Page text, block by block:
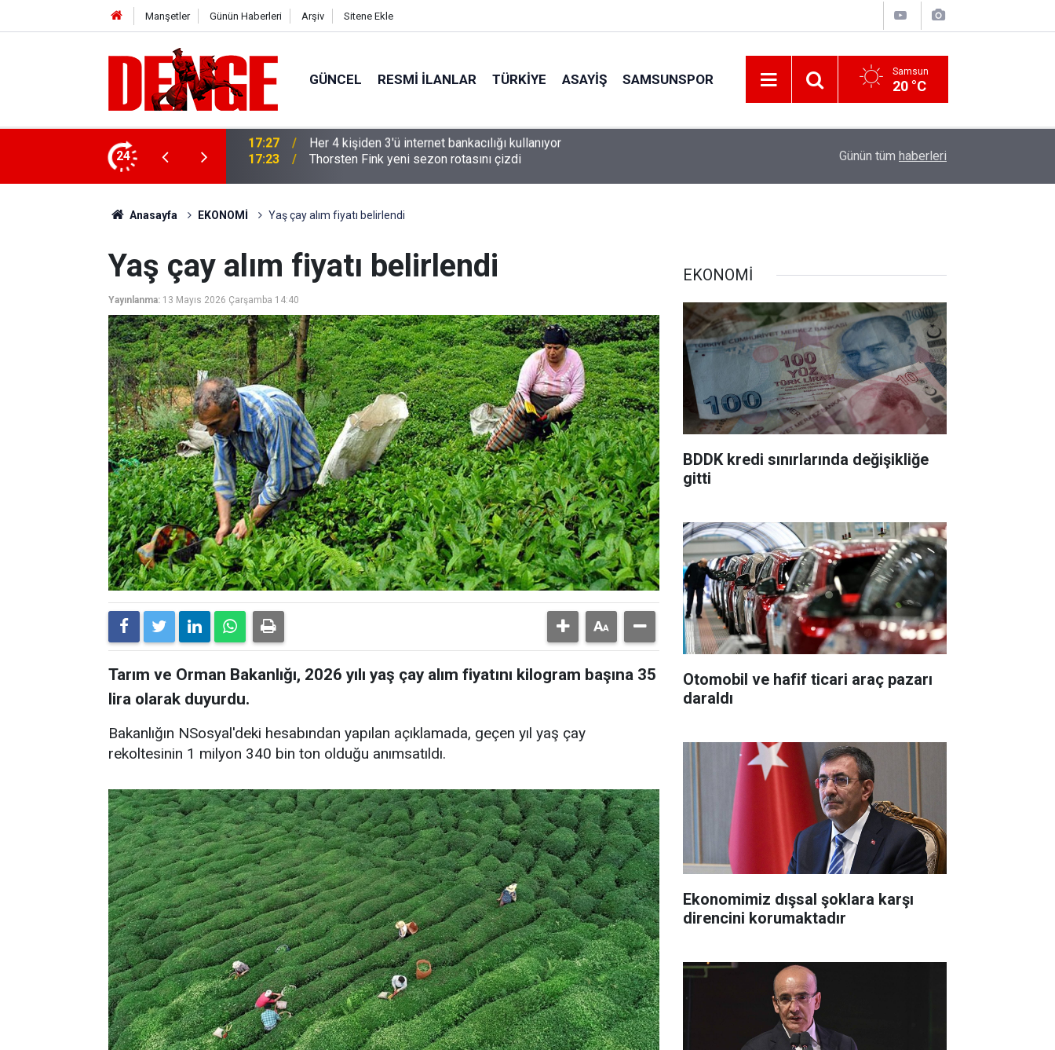
Manşetler Günün Haberleri Arşiv Sitene Ekle
GÜNCEL RESMI İLANLAR TÜRKİYE ASAYİŞ SAMSUNSPOR Samsun
20 °C
24 17:23 Thorsten Fink yeni sezon rotasını çizdi Vatandaşlar evlerinden danışmanlık hizmeti
Günün tüm haberleri
Anasayfa EKONOMİ Yaş çay alım fiyatı belirlendi
Yaş çay alım fiyatı belirlendi
Yayınlanma: 13 Mayıs 2026 Çarşamba 14:40
Tarım ve Orman Bakanlığı, 2026 yılı yaş çay alım fiyatını kilogram başına 35
lira olarak duyurdu.
Bakanlığın NSosyal'deki hesabından yapılan açıklamada, geçen yıl yaş çay
rekoltesinin 1 milyon 340 bin ton olduğu anımsatıldı.
EKONOMİ
BDDK kredi sınırlarında değişikliğe
gitti
Otomobil ve hafif ticari araç pazarı
daraldı
Ekonomimiz dışsal şoklara karşı
direncini korumaktadır